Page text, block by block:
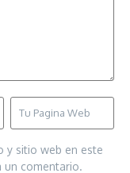
y sitio web en este
un comentario.